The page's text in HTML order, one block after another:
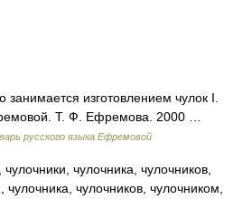
занимается изготовлением чулок I.
Т. Ф. Ефремова. 2000 …
русского языка Ефремовой
чулочника, чулочников,
чулочника, чулочников, чулочником,